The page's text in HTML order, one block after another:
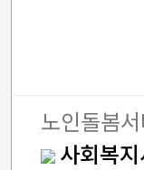
노인돌봄
사회복